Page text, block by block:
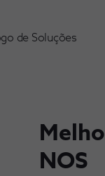
de Soluções
NOS